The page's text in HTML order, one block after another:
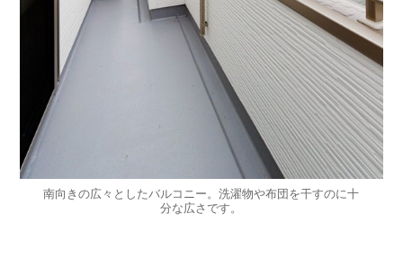
南向きの広々としたバルコニー。洗濯物や布団を干すのに十
分な広さです。